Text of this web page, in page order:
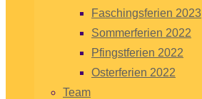
Faschingsferien 2023
Sommerferien 2022
Pfingstferien 2022
Osterferien 2022
Team